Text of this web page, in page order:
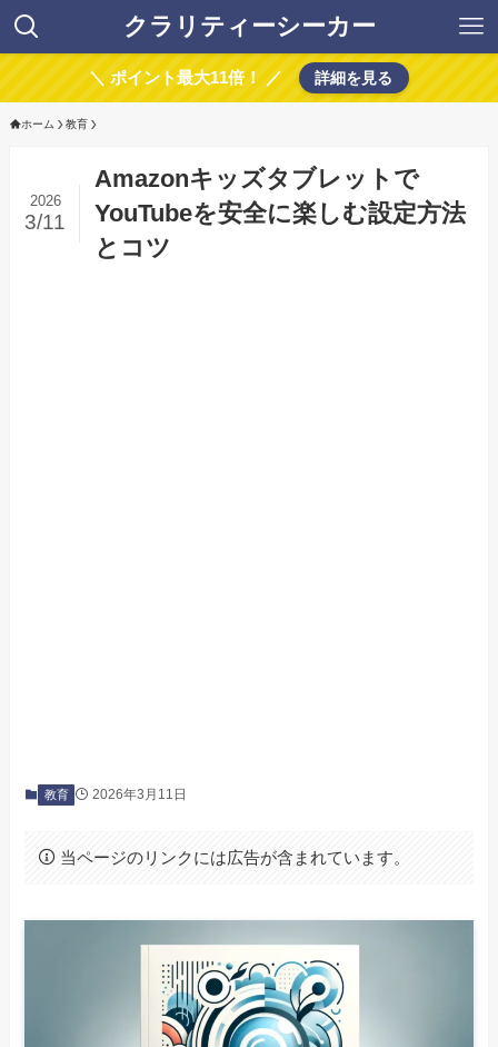
クラリティーシーカー
＼ ポイント最大11倍！ ／ 詳細を見る
ホーム 教育
Amazonキッズタブレットで
YouTubeを安全に楽しむ設定方法
とコツ
2026
3/11
教育 2026年3月11日
当ページのリンクには広告が含まれています。